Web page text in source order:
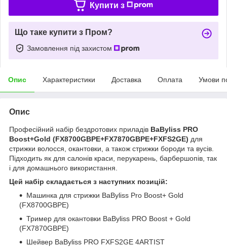
Купити з
Що таке купити з Пром?
Замовлення під захистом
Опис Характеристики Доставка Оплата Умови
Опис
Професійний набір бездротових приладів BaByliss PRO
Boost+Gold (FX8700GBPE+FX7870GBPE+FXFS2GE) для
стрижки волосся, окантовки, а також стрижки бороди та вусів.
Підходить як для салонів краси, перукарень, барбершопів, так
і для домашнього використання.
Цей набір складається з наступних позицій:
Машинка для стрижки BaByliss Pro Boost+ Gold
(FX8700GBPE)
Тример для окантовки BaByliss PRO Boost + Gold
(FX7870GBPE)
Шейвер BaByliss PRO FXFS2GE 4ARTIST